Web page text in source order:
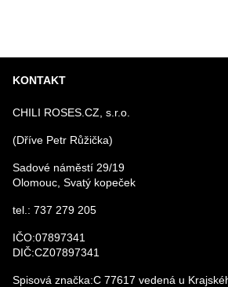
KONTAKT
CHILI ROSES.CZ, s.r.o.
(Dříve Petr Růžička)
Sadové náměstí 29/19
Olomouc, Svatý kopeček
tel.: 737 279 205
IČO:07897341
DIČ:CZ07897341
Spisová značka:C 77617 vedená u